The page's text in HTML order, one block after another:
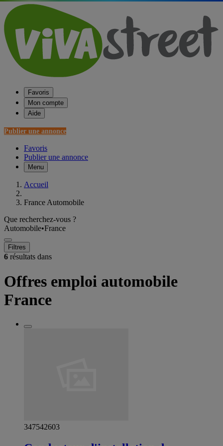
Favoris
Mon compte
Aide
Publier une annonce
Favoris
Publier une annonce
Menu
Accueil
France Automobile
Que recherchez-vous ?
Automobile•France
Filtres
6 résultats dans
Offres emploi automobile
France
347542603